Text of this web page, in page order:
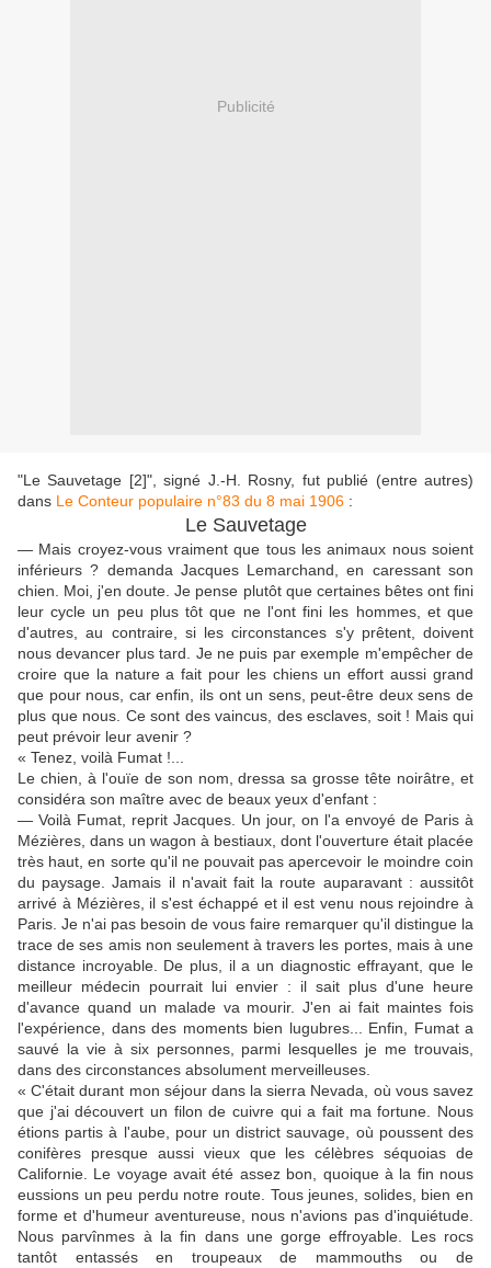
Publicité
"Le Sauvetage [2]", signé J.-H. Rosny, fut publié (entre autres)
dans Le Conteur populaire n°83 du 8 mai 1906 :
Le Sauvetage
— Mais croyez-vous vraiment que tous les animaux nous soient
inférieurs ? demanda Jacques Lemarchand, en caressant son
chien. Moi, j'en doute. Je pense plutôt que certaines bêtes ont fini
leur cycle un peu plus tôt que ne l'ont fini les hommes, et que
d'autres, au contraire, si les circonstances s'y prêtent, doivent
nous devancer plus tard. Je ne puis par exemple m'empêcher de
croire que la nature a fait pour les chiens un effort aussi grand
que pour nous, car enfin, ils ont un sens, peut-être deux sens de
plus que nous. Ce sont des vaincus, des esclaves, soit ! Mais qui
peut prévoir leur avenir ?
« Tenez, voilà Fumat !...
Le chien, à l'ouïe de son nom, dressa sa grosse tête noirâtre, et
considéra son maître avec de beaux yeux d'enfant :
— Voilà Fumat, reprit Jacques. Un jour, on l'a envoyé de Paris à
Mézières, dans un wagon à bestiaux, dont l'ouverture était placée
très haut, en sorte qu'il ne pouvait pas apercevoir le moindre coin
du paysage. Jamais il n'avait fait la route auparavant : aussitôt
arrivé à Mézières, il s'est échappé et il est venu nous rejoindre à
Paris. Je n'ai pas besoin de vous faire remarquer qu'il distingue la
trace de ses amis non seulement à travers les portes, mais à une
distance incroyable. De plus, il a un diagnostic effrayant, que le
meilleur médecin pourrait lui envier : il sait plus d'une heure
d'avance quand un malade va mourir. J'en ai fait maintes fois
l'expérience, dans des moments bien lugubres... Enfin, Fumat a
sauvé la vie à six personnes, parmi lesquelles je me trouvais,
dans des circonstances absolument merveilleuses.
« C'était durant mon séjour dans la sierra Nevada, où vous savez
que j'ai découvert un filon de cuivre qui a fait ma fortune. Nous
étions partis à l'aube, pour un district sauvage, où poussent des
conifères presque aussi vieux que les célèbres séquoias de
Californie. Le voyage avait été assez bon, quoique à la fin nous
eussions un peu perdu notre route. Tous jeunes, solides, bien en
forme et d'humeur aventureuse, nous n'avions pas d'inquiétude.
Nous parvînmes à la fin dans une gorge effroyable. Les rocs
tantôt entassés en troupeaux de mammouths ou de